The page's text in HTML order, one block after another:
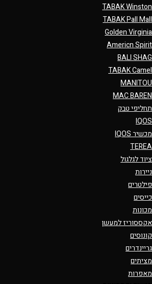
TABAK Winston
TABAK Pall Mall
Golden Virginia
Americn Spirit
BALI SHAG
TABAK Camel
MANITOU
MAC BAREN
תחליפי טבק
IQOS
מכשיר IQOS
TEREA
ציוד לגלגול
ניירות
פילטרים
כייסים
מכונות
אקססוריז למעשן
קונוסים
גריינדרים
מציתים
מאפרות